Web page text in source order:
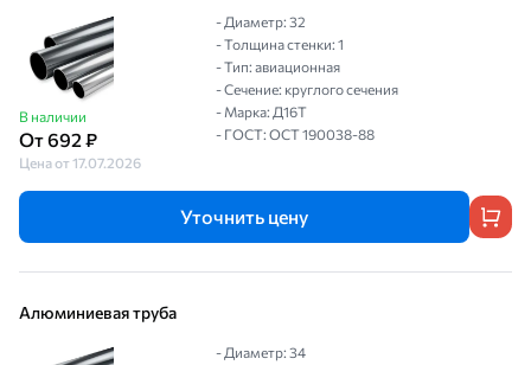
В наличии
От 692 ₽
Цена от 17.07.2026
- Диаметр: 32
- Толщина стенки: 1
- Тип: авиационная
- Сечение: круглого сечения
- Марка: Д16Т
- ГОСТ: ОСТ 190038-88
Уточнить цену
Алюминиевая труба
- Диаметр: 34